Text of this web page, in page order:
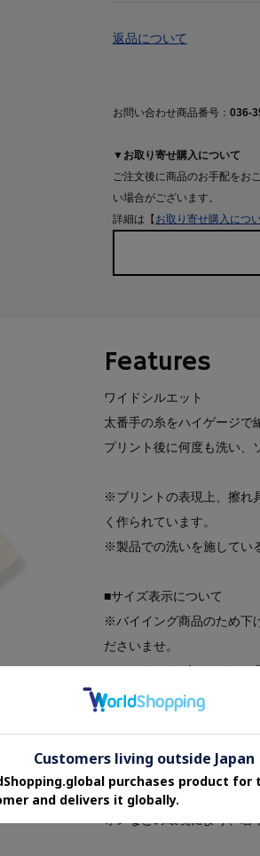
返品について
お問い合わせ商品番号： 036-
▼お取り寄せ購入について
ご注文後に商品のお手配をお
い場合がございます。
詳細は【 お取り寄せ購入につ
Features
ワイドシルエット
太番手の糸をハイゲージで
プリント後に何度も洗い、
※ブリントの表現上、擦れ
く作られています。
※製品での洗いを施してい
■サイズ表示について
※バイイング商品のため下
ださいませ。
ワールドサイズコード02＝
ワールドサイズコード03＝
ワールドサイズコード04＝
※照明の関係により、実際
ォンなどの環境により、